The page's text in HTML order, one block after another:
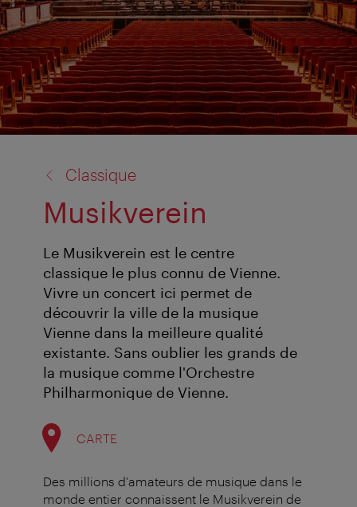
Classique
Musikverein
Le Musikverein est le centre
classique le plus connu de Vienne.
Vivre un concert ici permet de
découvrir la ville de la musique
Vienne dans la meilleure qualité
existante. Sans oublier les grands de
la musique comme l'Orchestre
Philharmonique de Vienne.
CARTE
Des millions d'amateurs de musique dans le
monde entier connaissent le Musikverein de